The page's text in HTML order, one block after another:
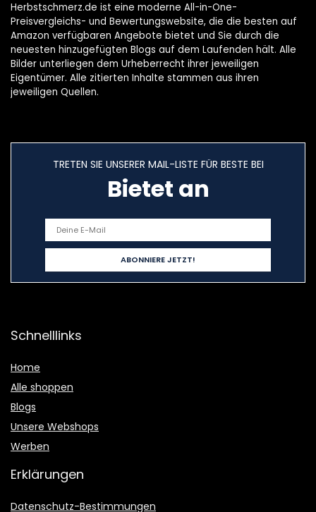
Herbstschmerz.de ist eine moderne All-in-One-
Preisvergleichs- und Bewertungswebsite, die die besten auf
Amazon verfügbaren Angebote bietet und Sie durch die
neuesten hinzugefügten Blogs auf dem Laufenden hält. Alle
Bilder unterliegen dem Urheberrecht ihrer jeweiligen
Eigentümer. Alle zitierten Inhalte stammen aus ihren
jeweiligen Quellen.
TRETEN SIE UNSERER MAIL-LISTE FÜR BESTE BEI
Bietet an
Schnelllinks
Home
Alle shoppen
Blogs
Unsere Webshops
Werben
Erklärungen
Datenschutz-Bestimmungen